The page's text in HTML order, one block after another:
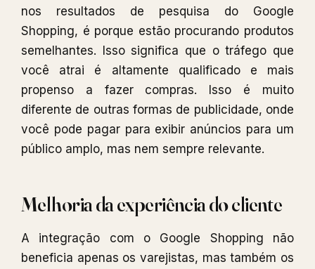
nos resultados de pesquisa do Google
Shopping, é porque estão procurando produtos
semelhantes. Isso significa que o tráfego que
você atrai é altamente qualificado e mais
propenso a fazer compras. Isso é muito
diferente de outras formas de publicidade, onde
você pode pagar para exibir anúncios para um
público amplo, mas nem sempre relevante.
Melhoria da experiência do cliente
A integração com o Google Shopping não
beneficia apenas os varejistas, mas também os